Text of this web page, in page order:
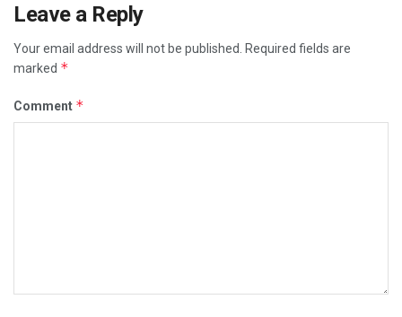
Leave a Reply
Your email address will not be published.
Required fields are
marked *
Comment *